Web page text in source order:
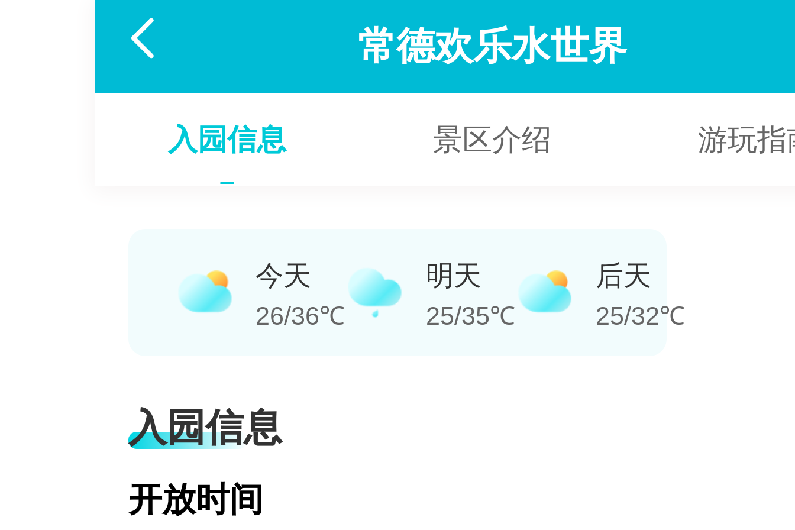
 常德欢乐水世界
入园信息 景区介绍 游玩指
今天
26/36℃
明天
25/35℃
后天
25/32℃
入园信息
开放时间